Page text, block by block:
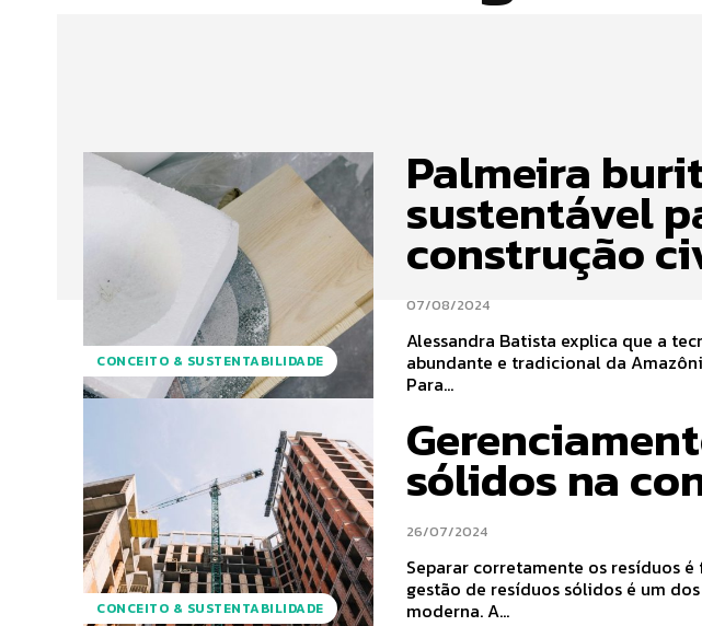
CONCEITO & SUSTENTABILIDADE
Palmeira
sustentável
construção
07/08/2024
Alessandra Batista explica que a
abundante e tradicional da Amazônia O isopor é muito presente na nossa
Para...
CONCEITO & SUSTENTABILIDADE
sólidos na
26/07/2024
Separar corretamente os resíduos
gestão de resíduos sólidos é um
moderna. A...